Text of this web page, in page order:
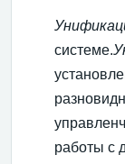
системе.
работы с